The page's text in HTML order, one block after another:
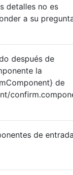
detalles no es
a su
después de
la
de
de